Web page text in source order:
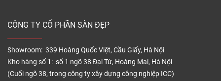
CÔNG TY CỔ PHẦN SÀN ĐẸP
Showroom: 339 Hoàng Quốc Việt, Cầu Giấy, Hà Nội
Kho hàng số 1: số 1 ngõ 38 Đại Từ, Hoàng Mai, Hà Nội
(Cuối ngõ 38, trong công ty xây dựng công nghiệp ICC)